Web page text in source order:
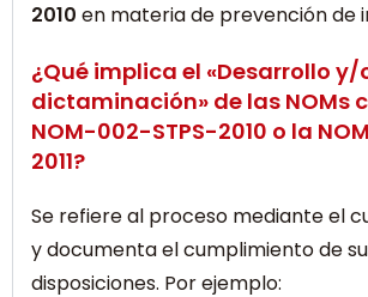
2010 en materia de prevención de
¿Qué implica el «Desarrollo y/
dictaminación» de las NOMs
NOM-002-STPS-2010 o la
2011?
Se refiere al proceso mediante el
y documenta el cumplimiento de
disposiciones. Por ejemplo: